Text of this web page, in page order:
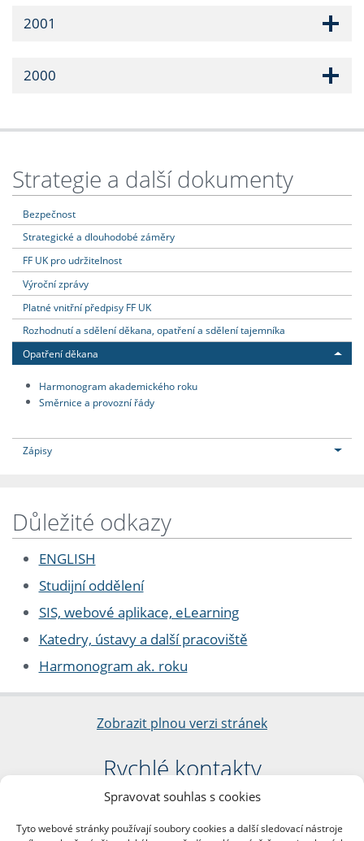
Spravovat souhlas s cookies
Tyto webové stránky používají soubory cookies a další sledovací nástroje
2001
2000
Strategie a další dokumenty
Bezpečnost
Strategické a dlouhodobé záměry
FF UK pro udržitelnost
Výroční zprávy
Platné vnitřní předpisy FF UK
Rozhodnutí a sdělení děkana, opatření a sdělení tajemníka
Opatření děkana
Harmonogram akademického roku
Směrnice a provozní řády
Zápisy
Důležité odkazy
ENGLISH
Studijní oddělení
SIS, webové aplikace, eLearning
Katedry, ústavy a další pracoviště
Harmonogram ak. roku
Zobrazit plnou verzi stránek
Rychlé kontakty
Filozofická fakulta
nám. Jana Palacha 1/2